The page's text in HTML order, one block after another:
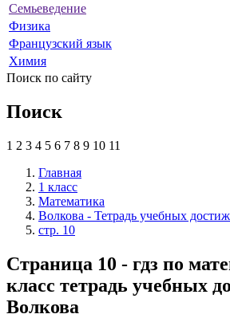
Семьеведение
Физика
Французский язык
Химия
Поиск по сайту
Поиск
1 2 3 4 5 6 7 8 9 10 11
Главная
1 класс
Математика
Волкова - Тетрадь учебных
стр. 10
Страница 10 - гдз по
класс тетрадь учебных
Волкова